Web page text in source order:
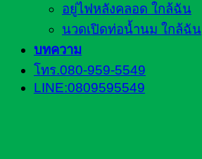
อยู่ไฟหลังคลอด ใกล้ฉัน
นวดเปิดท่อน้ำนม ใกล้ฉัน
บทความ
โทร.080-959-5549
LINE:0809595549